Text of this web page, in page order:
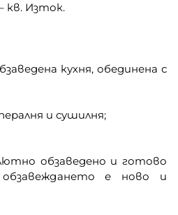
кв. Изток.
кухня, обединена с
и сушилня;
обзаведено и готово
е ново и